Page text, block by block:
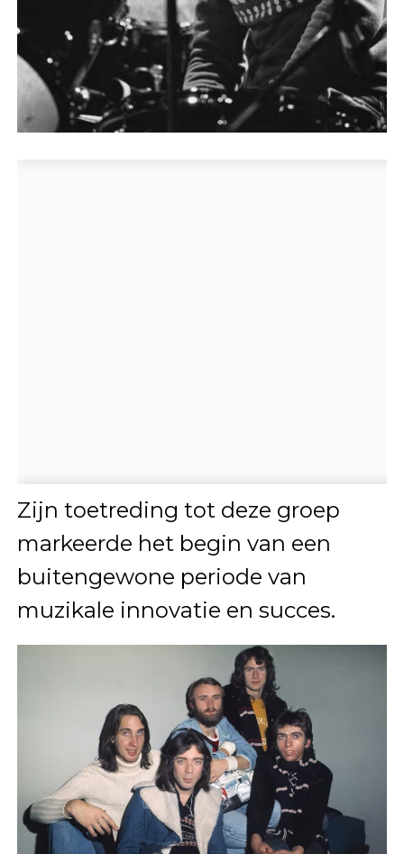
Zijn toetreding tot deze groep
markeerde het begin van een
buitengewone periode van
muzikale innovatie en succes.